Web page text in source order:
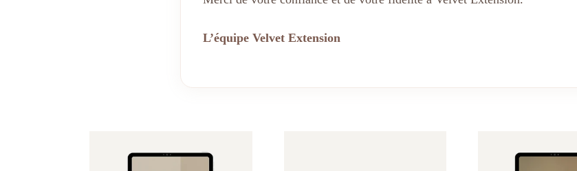
L’équipe Velvet Extension